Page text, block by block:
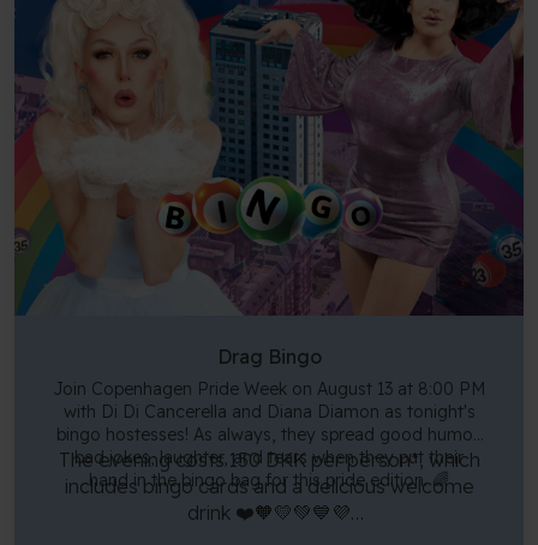
Drag Bingo
Join Copenhagen Pride Week on August 13 at 8:00 PM
with Di Di Cancerella and Diana Diamon as tonight's
bingo hostesses! As always, they spread good humor,
bad jokes, laughter, and tears when they put their
hand in the bingo bag for this pride edition. 🌈
The evening costs 150 DKK per person*, which
includes bingo cards and a delicious welcome
drink ❤️🧡💛💚💙💜